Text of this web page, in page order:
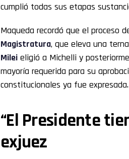
cumplió todas sus etapas
Maqueda recordó que el proceso
Magistratura, que eleva una
Milei eligió a Michelli y
mayoría requerida para su
constitucionales ya fue expresada.
“El Presidente
exjuez